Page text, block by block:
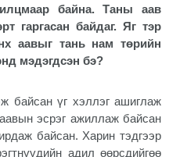
байна. Таны аав
гаргасан байдаг. Яг тэр
аавыг тань нам төрийн
мэдэгдсэн бэ?
байсан үг хэллэг ашиглаж
эсрэг ажиллаж байсан
байсан. Харин тэдгээр
адил өөрсдийгөө